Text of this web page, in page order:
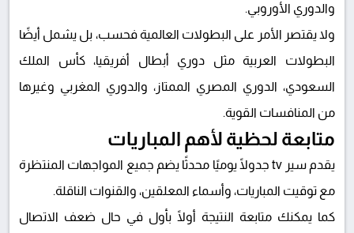
والدوري الأوروبي.
ولا يقتصر الأمر على البطولات العالمية فحسب، بل يشمل أيضًا
البطولات العربية مثل دوري أبطال أفريقيا، كأس الملك
السعودي، الدوري المصري الممتاز، والدوري المغربي وغيرها
من المنافسات القوية.
متابعة لحظية لأهم المباريات
يقدمسير tv
جدولًا يوميًا محدثًا يضم جميع المواجهات المنتظرة
مع توقيت المباريات، وأسماء المعلقين، والقنوات الناقلة.
كما يمكنك متابعة النتيجة أولًا بأول في حال ضعف الاتصال